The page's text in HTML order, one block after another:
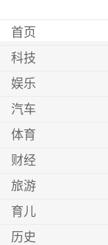
首页
科技
娱乐
汽车
体育
财经
旅游
育儿
历史